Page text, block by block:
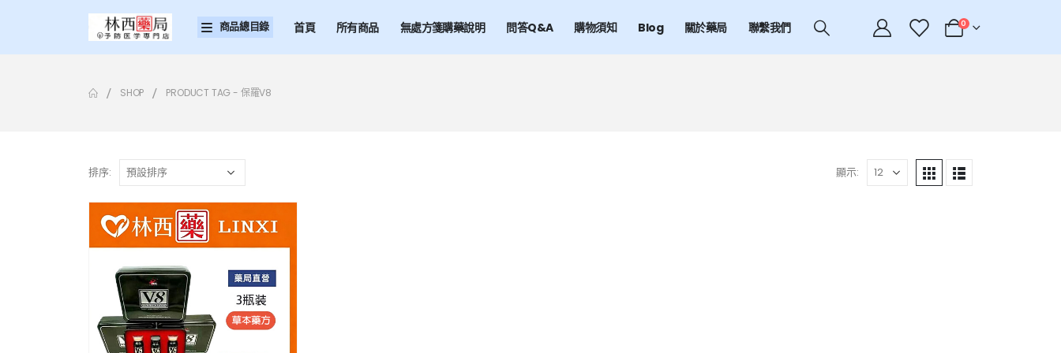
商品總目錄 首頁 所有商品 無處方箋購藥說明 問答Q&A 購物須知 Blog 關於藥局 聯繫我們 0
SHOP PRODUCT TAG - 保羅V8
排序: 顯示: